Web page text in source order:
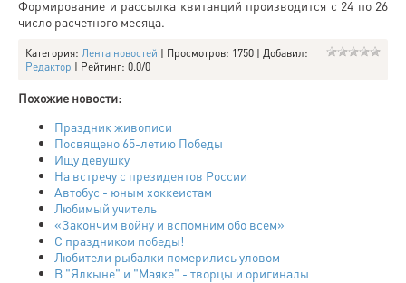
Формирование и рассылка квитанций производится с 24 по 26
число расчетного месяца.
Категория: Лента новостей | Просмотров: 1750 | Добавил:
Редактор | Рейтинг: 0.0/0
Похожие новости:
Праздник живописи
Посвящено 65-летию Победы
Ищу девушку
На встречу с президентов России
Автобус - юным хоккеистам
Любимый учитель
«Закончим войну и вспомним обо всем»
С праздником победы!
Любители рыбалки померились уловом
В "Ялкыне" и "Маяке" - творцы и оригиналы